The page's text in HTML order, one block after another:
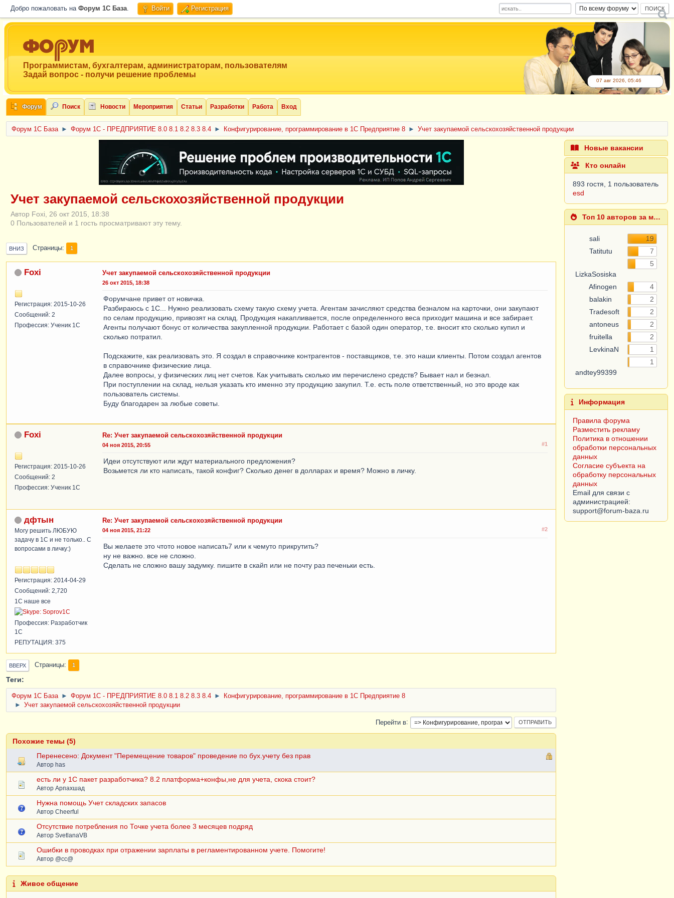
Добро пожаловать на Форум 1C База. Войти Регистрация
Программистам, бухгалтерам, администраторам, пользователям
Задай вопрос - получи решение проблемы
07 авг 2026, 05:46
Форум Поиск Новости Мероприятия Статьи Разработки Работа Вход
Форум 1C База ► Форум 1С - ПРЕДПРИЯТИЕ 8.0 8.1 8.2 8.3 8.4 ► Конфигурирование, программирование в 1С Предприятие 8 ► Учет закупаемой сельскохозяйственной продукции
ERID: CQH36pWzJqVJD4xVLsnhcU4hVPNjkBZe8KKxjJiYySyZAz
Учет закупаемой сельскохозяйственной продукции
Автор Foxi, 26 окт 2015, 18:38
0 Пользователей и 1 гость просматривают эту тему.
ВНИЗ Страницы 1
Foxi
Регистрация: 2015-10-26
Сообщений: 2
Профессия: Ученик 1С
Учет закупаемой сельскохозяйственной продукции
26 окт 2015, 18:38
Форумчане привет от новичка.
Разбираюсь с 1С... Нужно реализовать схему такую схему учета. Агентам зачисляют средства безналом на карточки, они закупают
по селам продукцию, привозят на склад. Продукция накапливается, после определенного веса приходит машина и все забирает.
Агенты получают бонус от количества закупленной продукции. Работает с базой один оператор, т.е. вносит кто сколько купил и
сколько потратил.
Подскажите, как реализовать это. Я создал в справочнике контрагентов - поставщиков, т.е. это наши клиенты. Потом создал агентов
в справочнике физические лица.
Далее вопросы, у физических лиц нет счетов. Как учитывать сколько им перечислено средств? Бывает нал и безнал.
При поступлении на склад, нельзя указать кто именно эту продукцию закупил. Т.е. есть поле ответственный, но это вроде как
пользователь системы.
Буду благодарен за любые советы.
Foxi
Регистрация: 2015-10-26
Сообщений: 2
Профессия: Ученик 1С
Re: Учет закупаемой сельскохозяйственной продукции
#1
04 ноя 2015, 20:55
Идеи отсутствуют или ждут материального предложения?
Возьмется ли кто написать, такой конфиг? Сколько денег в долларах и время? Можно в личку.
дфтын
Могу решить ЛЮБУЮ
задачу в 1С и не только.. С
вопросами в личку:)
Регистрация: 2014-04-29
Сообщений: 2,720
1С наше все
Профессия: Разработчик
1С
РЕПУТАЦИЯ: 375
Re: Учет закупаемой сельскохозяйственной продукции
#2
04 ноя 2015, 21:22
Вы желаете это чтото новое написать7 или к чемуто прикрутить?
ну не важно. все не сложно.
Сделать не сложно вашу задумку. пишите в скайп или не почту раз печеньки есть.
ВВЕРХ Страницы 1
Теги:
Форум 1C База ► Форум 1С - ПРЕДПРИЯТИЕ 8.0 8.1 8.2 8.3 8.4 ►
Конфигурирование, программирование в 1С Предприятие 8
►
Учет закупаемой сельскохозяйственной продукции
Перейти в
Похожие темы (5)
Перенесено: Документ "Перемещение товаров" проведение по бух.учету без прав
Автор has
есть ли у 1С пакет разработчика? 8.2 платформа+конфы,не для учета, скока стоит?
Автор Арпахшад
Нужна помощь Учет складских запасов
Автор Cheerful
Отсутствие потребления по Точке учета более 3 месяцев подряд
Автор SvetlanaVB
Ошибки в проводках при отражении зарплаты в регламентированном учете. Помогите!
Автор @cc@
Живое общение
Новые вакансии
Кто онлайн
893 гостя, 1 пользователь
esd
Топ 10 авторов за месяц
sali
19
Tatitutu
7
LizkaSosiska
5
Afinogen
4
balakin
2
Tradesoft
2
antoneus
2
fruitella
2
LevkinaN
1
andtey99399
1
Информация
Правила форума
Разместить рекламу
Политика в отношении
обработки персональных
данных
Согласие субъекта на
обработку персональных
данных
Email для связи с
администрацией: